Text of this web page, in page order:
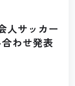
人サッカー
わせ発表